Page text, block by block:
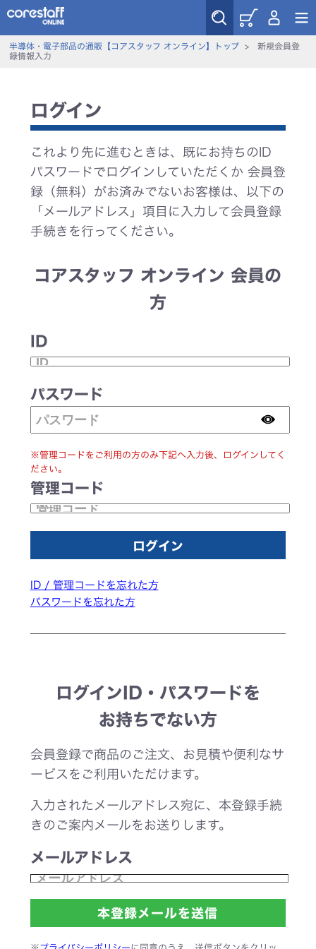
半導体・電子部品の通販【コアスタッフ オンライン】トップ> 新規会員登
録情報入力
ログイン
これより先に進むときは、既にお持ちのID
パスワードでログインしていただくか 会員登
録（無料）がお済みでないお客様は、以下の
「メールアドレス」項目に入力して会員登録
手続きを行ってください。
コアスタッフ オンライン 会員の
方
ID
パスワード
※管理コードをご利用の方のみ下記へ入力後、ログインしてく
ださい。
管理コード
ID / 管理コードを忘れた方
パスワードを忘れた方
ログインID・パスワードを
お持ちでない方
会員登録で商品のご注文、お見積や便利なサ
ービスをご利用いただけます。
入力されたメールアドレス宛に、本登録手続
きのご案内メールをお送りします。
メールアドレス